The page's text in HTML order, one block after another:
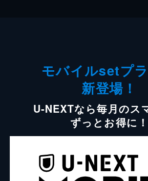
モバイルsetプ
新登場！
U-NEXTなら毎月のス
ずっとお得に！